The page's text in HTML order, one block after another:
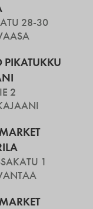
28-30
PIKATUKKU
2
1